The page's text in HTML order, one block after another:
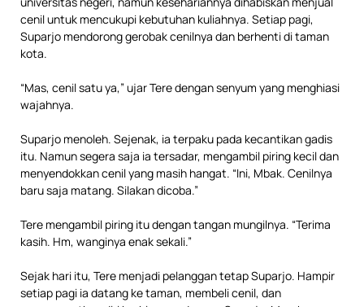
cenil untuk mencukupi kebutuhan kuliahnya. Setiap pagi,
Suparjo mendorong gerobak cenilnya dan berhenti di taman
kota.
“Mas, cenil satu ya,” ujar Tere dengan senyum yang menghiasi
wajahnya.
Suparjo menoleh. Sejenak, ia terpaku pada kecantikan gadis
itu. Namun segera saja ia tersadar, mengambil piring kecil dan
menyendokkan cenil yang masih hangat. “Ini, Mbak. Cenilnya
baru saja matang. Silakan dicoba.”
Tere mengambil piring itu dengan tangan mungilnya. “Terima
kasih. Hm, wanginya enak sekali.”
Sejak hari itu, Tere menjadi pelanggan tetap Suparjo. Hampir
setiap pagi ia datang ke taman, membeli cenil, dan